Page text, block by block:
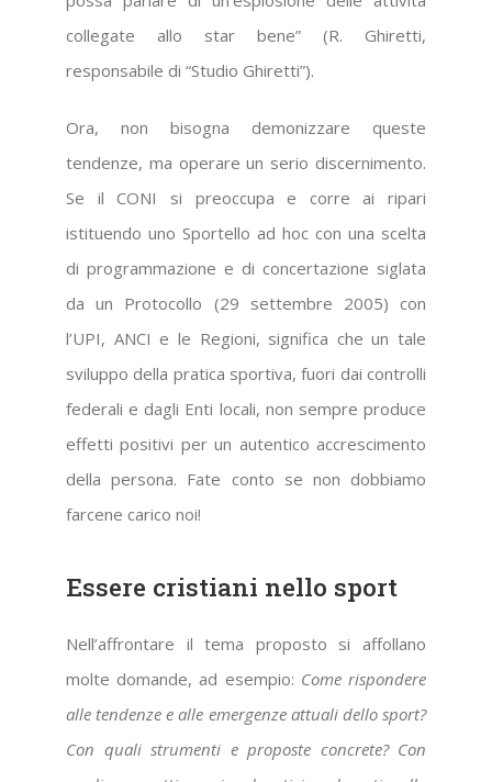
collegate allo star bene” (R. Ghiretti,
responsabile di “Studio Ghiretti”).
Ora, non bisogna demonizzare queste
tendenze, ma operare un serio discernimento.
Se il CONI si preoccupa e corre ai ripari
istituendo uno Sportello ad hoc con una scelta
di programmazione e di concertazione siglata
da un Protocollo (29 settembre 2005) con
l’UPI, ANCI e le Regioni, significa che un tale
sviluppo della pratica sportiva, fuori dai controlli
federali e dagli Enti locali, non sempre produce
effetti positivi per un autentico accrescimento
della persona. Fate conto se non dobbiamo
farcene carico noi!
Essere cristiani nello sport
Nell’affrontare il tema proposto si affollano
molte domande, ad esempio: Come rispondere
alle tendenze e alle emergenze attuali dello sport?
Con quali strumenti e proposte concrete? Con